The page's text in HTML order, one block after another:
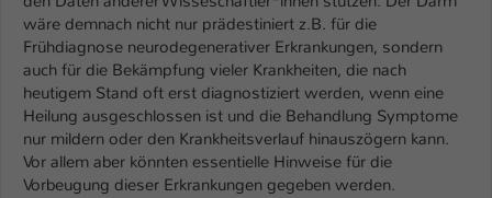
wäre demnach nicht nur prädestiniert z.B. für die
Frühdiagnose neurodegenerativer Erkrankungen, sondern
auch für die Bekämpfung vieler Krankheiten, die nach
heutigem Stand oft erst diagnostiziert werden, wenn eine
Heilung ausgeschlossen ist und die Behandlung Symptome
nur mildern oder den Krankheitsverlauf hinauszögern kann.
Vor allem aber könnten essentielle Hinweise für die
Vorbeugung dieser Erkrankungen gegeben werden.
Zweck
Einstellungen. Unter anderem eine zufällig
generierte ID, für die historische
Speicherung Ihrer vorgenommen
Einstellungen, falls der Webseiten-
Betreiber dies eingestellt hat.
Name fe_typo_user / PHPSESSID